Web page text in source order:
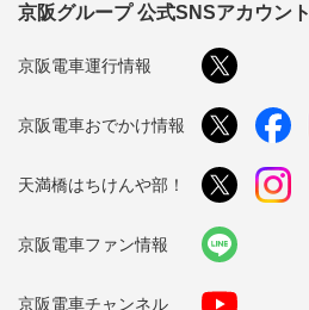
京阪グループ 公式SNSアカウント
京阪電車運行情報
京阪電車おでかけ情報
天満橋はちけんや部！
京阪電車ファン情報
京阪電車チャンネル